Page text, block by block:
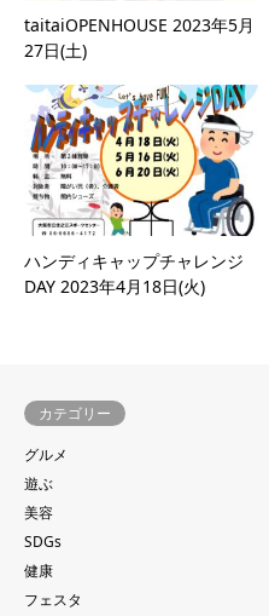
taitaiOPENHOUSE 2023年5月
27日(土)
ハンディキャップチャレンジ
DAY 2023年4月18日(火)
カテゴリー
グルメ
遊ぶ
美容
SDGs
健康
フェスタ